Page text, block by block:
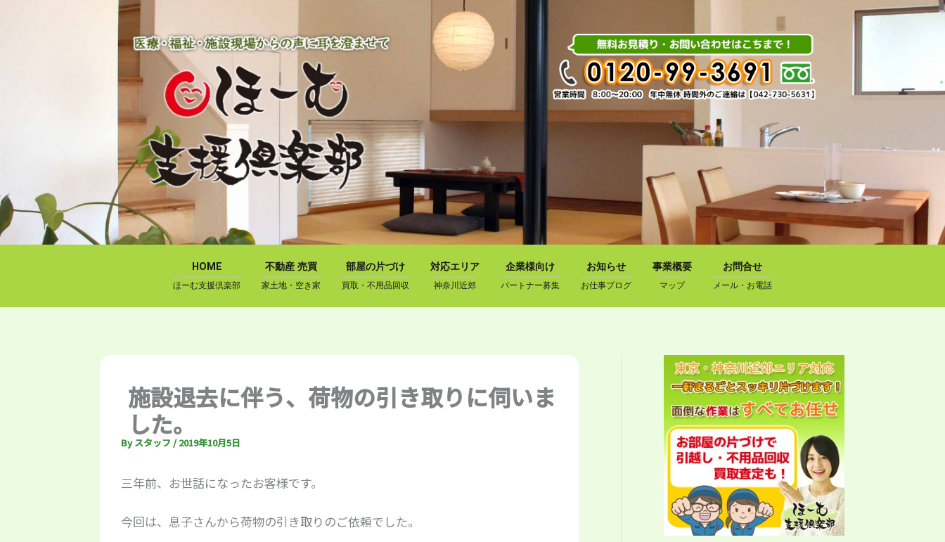
HOME
ほーむ支援倶楽部
不動産 売買
家土地・空き家
部屋の片づけ
買取・不用品回収
対応エリア
神奈川近郊
企業様向け
パートナー募集
お知らせ
お仕事ブログ
事業概要
マップ
お問合せ
メール・お電話
施設退去に伴う、荷物の引き取りに伺いま
した。
Byスタッフ /2019年10月5日
三年前、お世話になったお客様です。
今回は、息子さんから荷物の引き取りのご依頼でした。